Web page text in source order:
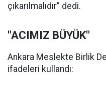
çıkarılmalıdır” dedi.
"ACIMIZ BÜYÜK"
Ankara Meslekte Birlik
ifadeleri kullandı: